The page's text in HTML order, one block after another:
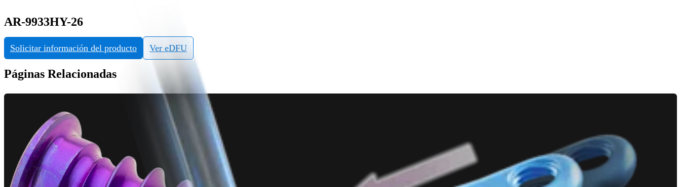
AR-9933HY-26
Solicitar información del producto Ver eDFU
Páginas Relacionadas